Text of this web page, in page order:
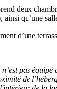
deux
ainsi qu’une
d’une
pas équipé
de